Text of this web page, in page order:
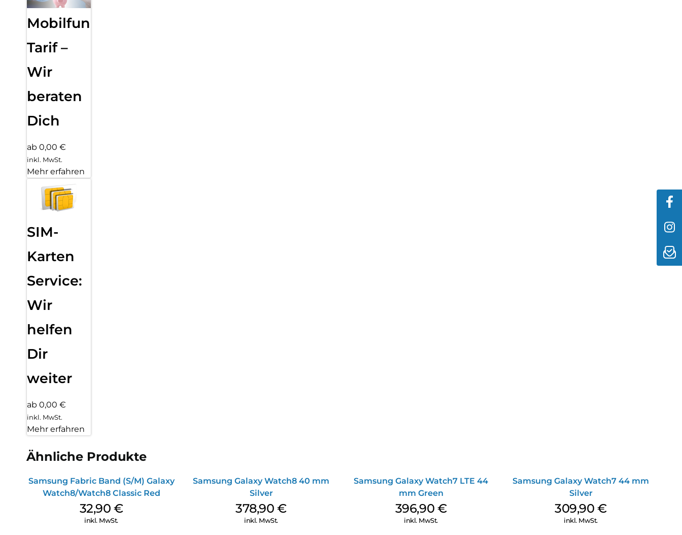
Mobilfunk
Tarif –
Wir
beraten
Dich
ab 0,00 €
inkl. MwSt.
Mehr erfahren
SIM-
Karten
Service:
Wir
helfen
Dir
weiter
ab 0,00 €
inkl. MwSt.
Mehr erfahren
Ähnliche Produkte
Samsung Fabric Band (S/M) Galaxy
Watch8/Watch8 Classic Red
32,90 €
inkl. MwSt.
Samsung Galaxy Watch8 40 mm
Silver
378,90€
inkl. MwSt.
Samsung Galaxy Watch7 LTE 44
mm Green
396,90 €
inkl. MwSt.
Samsung Galaxy Watch7 44 mm
Silver
309,90€
inkl. MwSt.